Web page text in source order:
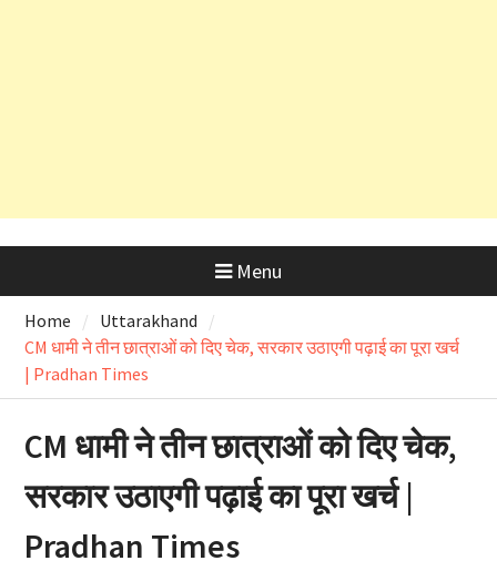
Menu
Home
Uttarakhand
CM धामी ने तीन छात्राओं को दिए चेक, सरकार उठाएगी पढ़ाई का पूरा खर्च
| Pradhan Times
CM धामी ने तीन छात्राओं को दिए चेक,
सरकार उठाएगी पढ़ाई का पूरा खर्च |
Pradhan Times